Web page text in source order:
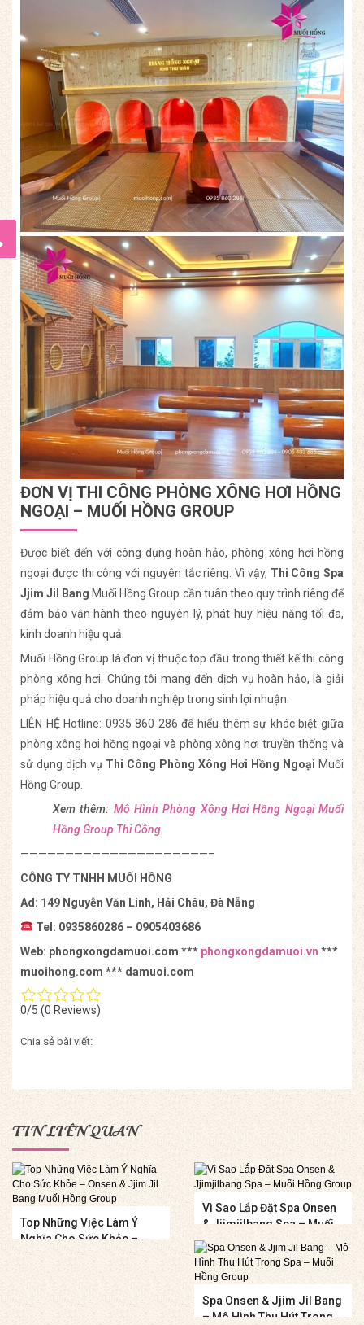
ĐƠN VỊ THI CÔNG PHÒNG XÔNG HƠI HỒNG
NGOẠI – MUỐI HỒNG GROUP
Được biết đến với công dụng hoàn hảo, phòng xông hơi hồng
ngoại được thi công với nguyên tắc riêng. Vì vậy, Thi Công Spa
Jjim Jil Bang Muối Hồng Group cần tuân theo quy trình riêng để
đảm bảo vận hành theo nguyên lý, phát huy hiệu năng tối đa,
kinh doanh hiệu quả.
Muối Hồng Group là đơn vị thuộc top đầu trong thiết kế thi công
phòng xông hơi. Chúng tôi mang đến dịch vụ hoàn hảo, là giải
pháp hiệu quả cho doanh nghiệp trong sinh lợi nhuận.
LIÊN HỆ Hotline: 0935 860 286 để hiểu thêm sự khác biệt giữa
phòng xông hơi hồng ngoại và phòng xông hơi truyền thống và
sử dụng dịch vụ Thi Công Phòng Xông Hơi Hồng Ngoại Muối
Hồng Group.
Xem thêm: Mô Hình Phòng Xông Hơi Hồng Ngoại Muối
Hồng Group Thi Công
—————————————————————–
CÔNG TY TNHH MUỐI HỒNG
Ad: 149 Nguyễn Văn Linh, Hải Châu, Đà Nẵng
Tel: 0935860286 – 0905403686
Web: phongxongdamuoi.com *** phongxongdamuoi.vn ***
muoihong.com *** damuoi.com
0/5 (0 Reviews)
Chia sẻ bài viết:
TIN LIÊN QUAN
Top Những Việc Làm Ý
Nghĩa Cho Sức Khỏe –
Onsen & Jjim Jil Bang
Muối Hồng Group
Vì Sao Lắp Đặt Spa Onsen
& Jjimjilbang Spa – Muối
Hồng Group
Spa Onsen & Jjim Jil Bang
– Mô Hình Thu Hút Trong